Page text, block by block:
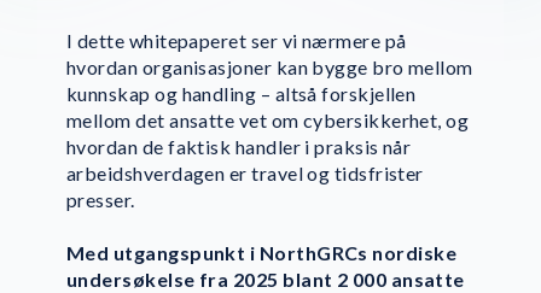
I dette whitepaperet ser vi nærmere på
hvordan organisasjoner kan bygge bro mellom
kunnskap og handling – altså forskjellen
mellom det ansatte vet om cybersikkerhet, og
hvordan de faktisk handler i praksis når
arbeidshverdagen er travel og tidsfrister
presser.
Med utgangspunkt i NorthGRCs nordiske
undersøkelse fra 2025 blant 2 000 ansatte